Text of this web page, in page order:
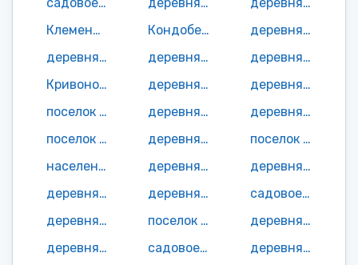
садовое неком-е товарищество Карху СОТ деревня Кефтеницы
деревня Кижи
Клементьевская деревня
Кондобережская деревня
деревня Корба
деревня Коробейниково
деревня Коровниково
деревня Космозеро
Кривоноговская деревня
деревня Куднаволок
деревня Кузаранда
поселок Кумса-2
деревня Кургеницы
деревня Кярзино
поселок Лавас-Губа
деревня Лазарево
поселок Ламбасручей
населенный пункт Ландыш СОТ
деревня Лахново
деревня Лахта
деревня Лебещина
деревня Леликово
садовое неком-е товарищество Лесовик СОТ
деревня Лисицино
поселок Лобское
деревня Лобское
деревня Лог
садовое неком-е товарищество Локомотив СОТ
деревня Лонгасы